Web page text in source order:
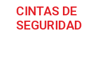
CINTAS DE
SEGURIDAD